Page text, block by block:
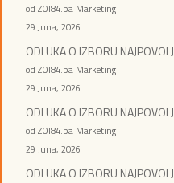
od ZOI84.ba Marketing
29 Juna, 2026
ODLUKA O IZBORU
od ZOI84.ba Marketing
29 Juna, 2026
ODLUKA O IZBORU
od ZOI84.ba Marketing
29 Juna, 2026
ODLUKA O IZBORU